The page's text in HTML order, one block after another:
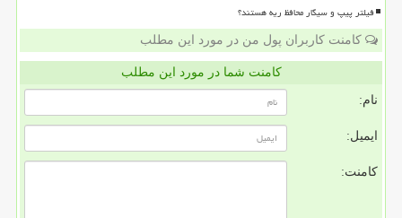
فیلتر پیپ و سیگار محافظ ریه هستند؟
کامنت کاربران پول من در مورد این مطلب
کامنت شما در مورد این مطلب
نام:
ایمیل:
کامنت: